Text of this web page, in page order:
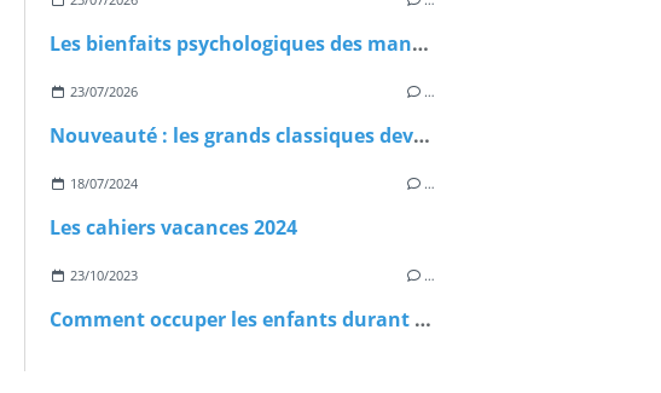
Les bienfaits psychologiques des mandalas chez les enfants : un moment de calme et de créativité en famille
23/07/2026 …
Nouveauté : les grands classiques deviennent accessibles avec les livres « Mes lectures DYS »
18/07/2024 …
Les cahiers vacances 2024
23/10/2023 …
Comment occuper les enfants durant les vacances ?